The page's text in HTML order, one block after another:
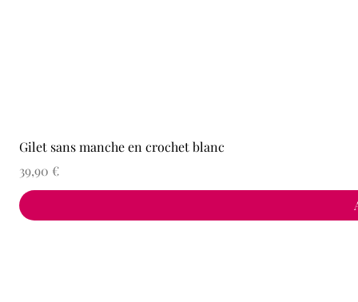
Gilet sans manche en crochet blanc
P
i
39,90 €